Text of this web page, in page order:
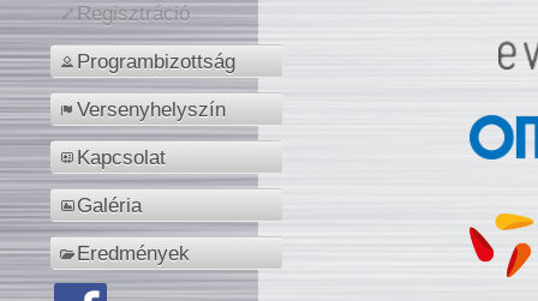
Regisztráció
Programbizottság
Versenyhelyszín
Kapcsolat
Galéria
Eredmények